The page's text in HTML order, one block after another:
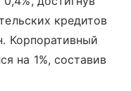
кредитов
Корпоративный
на 1%, составив